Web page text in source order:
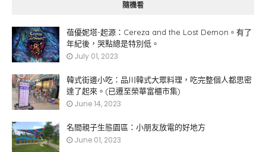
隨機看
蓓優妮塔-起源：Cereza and the Lost Demon。有了
年紀後，哭點總是特別低。
July 01, 2023
韓式街邊小吃：品川韓式大眾料理，吃完整個人都思密
達了起來。(已遷至榮華富櫃市集)
June 14, 2023
名間親子生態園區：小朋友放電的好地方
June 01, 2023